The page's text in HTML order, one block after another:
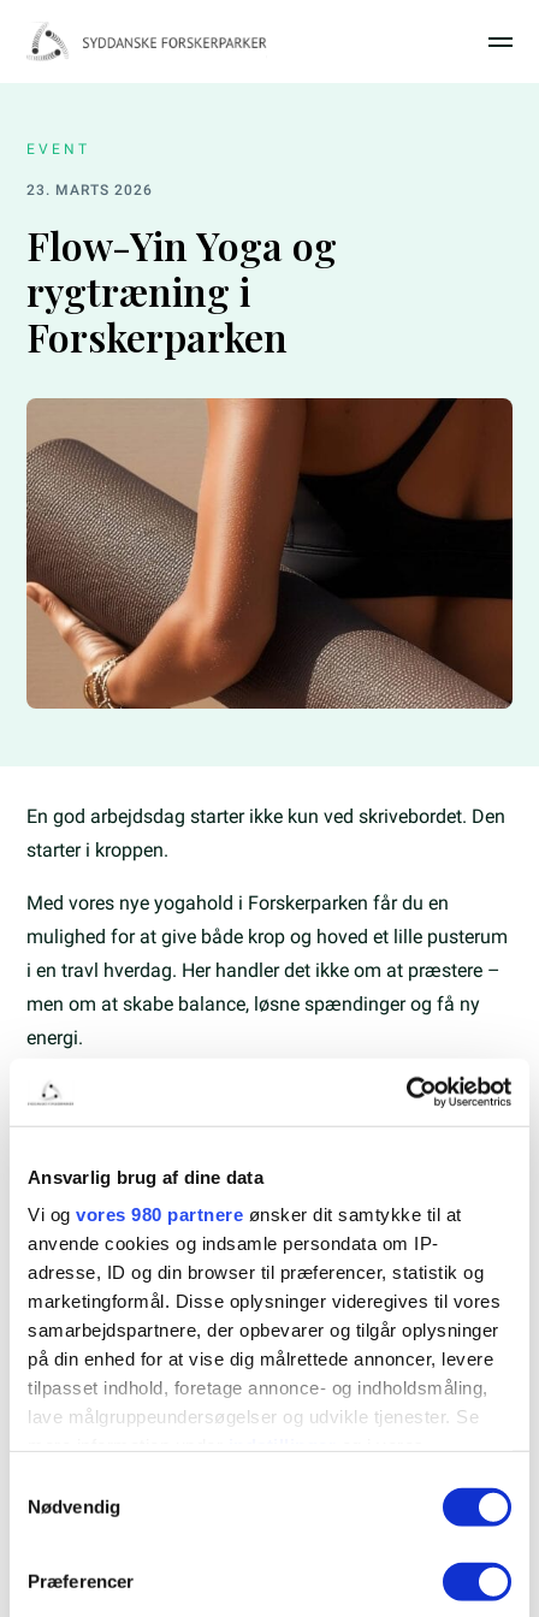
Ansvarlig brug af dine data
Vi og vores 980 partnere ønsker dit samtykke til at
anvende cookies og indsamle persondata om IP-
adresse, ID og din browser til præferencer, statistik og
marketingformål. Disse oplysninger videregives til vores
samarbejdspartnere, der opbevarer og tilgår oplysninger
på din enhed for at vise dig målrettede annoncer, levere
tilpasset indhold, foretage annonce- og indholdsmåling,
lave målgruppeundersøgelser og udvikle tjenester. Se
tilbage eller ændre indstillinger fra vores
"Cookiedeklaration", eller ved at trykke på "Privacy
Nødvendig
Præferencer
EVENT
23. MARTS 2026
Flow-Yin Yoga og
rygtræning i
Forskerparken
En god arbejdsdag starter ikke kun ved skrivebordet. Den
starter i kroppen.
Med vores nye yogahold i Forskerparken får du en
mulighed for at give både krop og hoved et lille pusterum
i en travl hverdag. Her handler det ikke om at præstere –
men om at skabe balance, løsne spændinger og få ny
energi.
I samarbejde med Claudia fra GodFysioterapi tilbyder vi
både Flow-Yin Yoga og målrettet ryg- og skuldertræning,
af dagen. Øvelserne tilpasses undervejs, så alle kan være
med – uanset erfaring.
Det er med andre ord en investering i din egen trivsel,
som du kan mærke resten af dagen.
Hold
Mandag
06.30–07.30: Flow-Yin Yoga
Onsdag